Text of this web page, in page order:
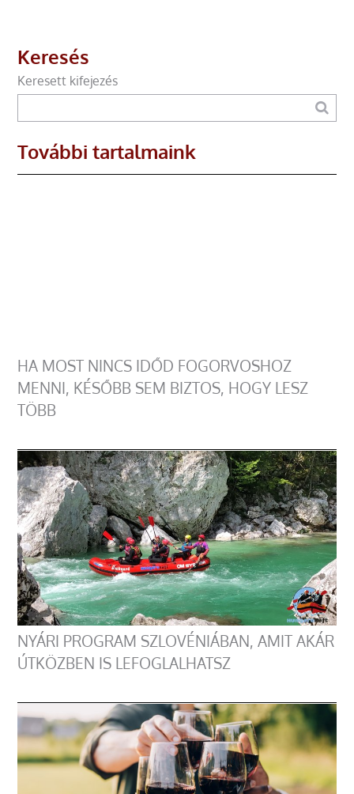
Keresés
Keresett kifejezés
További tartalmaink
HA MOST NINCS IDŐD FOGORVOSHOZ
MENNI, KÉSŐBB SEM BIZTOS, HOGY LESZ
TÖBB
NYÁRI PROGRAM SZLOVÉNIÁBAN, AMIT AKÁR
ÚTKÖZBEN IS LEFOGLALHATSZ